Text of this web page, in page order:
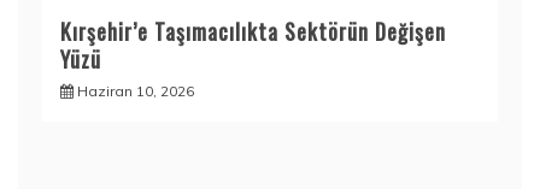
Kırşehir’e Taşımacılıkta Sektörün Değişen
Yüzü
Haziran 10, 2026